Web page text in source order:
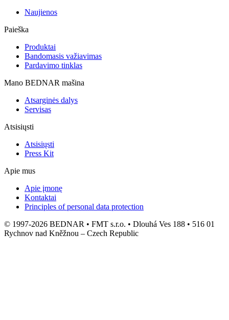
Naujienos
Paieška
Produktai
Bandomasis važiavimas
Pardavimo tinklas
Mano BEDNAR mašina
Atsarginės dalys
Servisas
Atsisiųsti
Atsisiųsti
Press Kit
Apie mus
Apie įmonę
Kontaktai
Principles of personal data protection
© 1997-2026 BEDNAR • FMT s.r.o. • Dlouhá Ves 188 • 516 01
Rychnov nad Kněžnou – Czech Republic